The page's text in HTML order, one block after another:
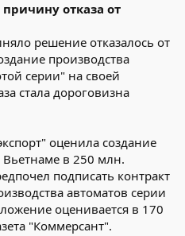
отказа от
решение отказалось от
производства
серии" на своей
стала дороговизна
оценила создание
Вьетнаме в 250 млн.
подписать контракт
автоматов серии
оценивается в 170
"Коммерсант".